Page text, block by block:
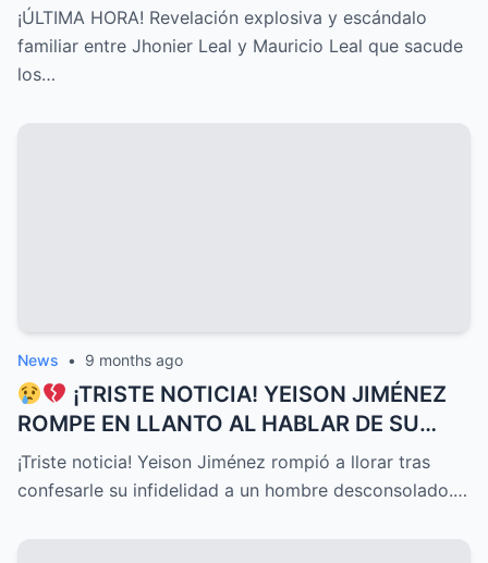
Mauricio Leal que sacude los cimientos de
su historia personal, secretos ocultos y
conflictos desgarradores que nadie
¡ÚLTIMA HORA! Revelación explosiva y escándalo
familiar entre Jhonier Leal y Mauricio Leal que sacude
los…
News • 9 months ago
¡TRISTE NOTICIA! YEISON JIMÉNEZ
ROMPE EN LLANTO AL HABLAR DE SU
DELICADO ESTADO DE SALUD HOY, UNA
CONFESIÓN QUE HA CONMOVIDO A
¡Triste noticia! Yeison Jiménez rompió a llorar tras
confesarle su infidelidad a un hombre desconsolado.…